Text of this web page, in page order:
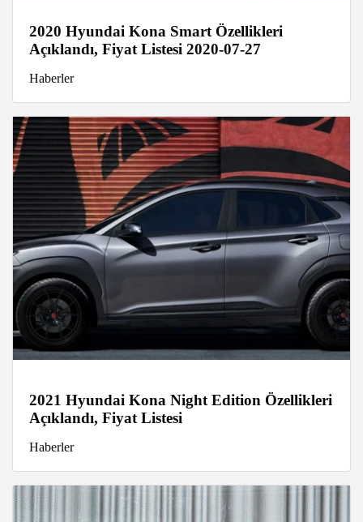
2020 Hyundai Kona Smart Özellikleri
Açıklandı, Fiyat Listesi 2020-07-27
Haberler
2021 Hyundai Kona Night Edition Özellikleri
Açıklandı, Fiyat Listesi
Haberler